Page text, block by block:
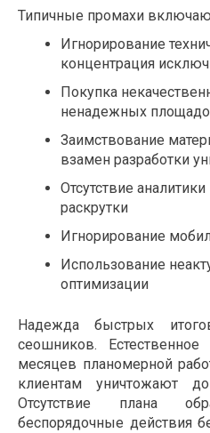
Типичные промахи
Игнорирование
концентрация
Покупка
ненадежных
Заимствование
взамен разработки
Отсутствие
раскрутки
Игнорирование
Использование
оптимизации
Надежда быстрых
сеошников.
месяцев планомерной
клиентам уничтожают
Отсутствие плана
беспорядочные действия